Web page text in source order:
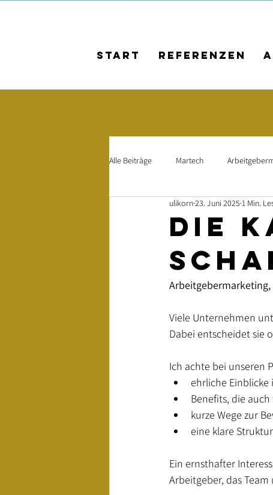
Start Referenzen
Alle Beiträge Martech
Kundenbeziehungen
Social Media Social-Media-
Die
ulikorn23. Juni 2025 1 Min.
Viele Unternehmen
Dabei entscheidet sie
Ich achte bei unseren
ehrliche Einblicke
Benefits, die
kurze Wege zur
eine klare Struktur
Ein ernsthafter
Arbeitgeber, das